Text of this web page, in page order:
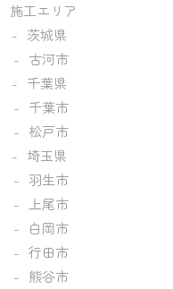
施工エリア
茨城県
古河市
千葉県
千葉市
松戸市
埼玉県
羽生市
上尾市
白岡市
行田市
熊谷市